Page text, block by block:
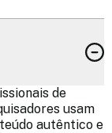
de
usam
autêntico e